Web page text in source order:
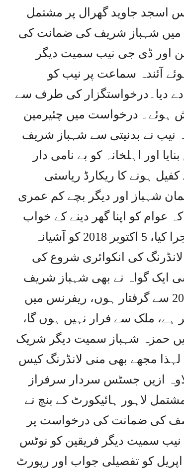
اسجد جاوید گھرال پر مشتمل
میں شہباز شریف کی ضمانت کی
اور ڈی جی نیب سمیت دیگر
ہوئے آئندہ سماعت پر نیب کو
دیا۔درخواستگزار کی طرف سے
ہوئے۔ درخواست میں چئیرمین
نیب نے بدنیتی سے شہباز شریف
اور اہلخانہ کو بے نامی دار
ہونے کا ریکارڈ ریاستی
شہباز اور دیگر بچے کم عمری
کو اپنا گھر دینے کے خواب
کی تکمیل کے لئے آشیانہ ہاؤسنگ اسکیم کا اجرا کیا، 5 اکتوبر 2018 کو آشیانہ
کی انکوائری شروع کی
کسی ایک گواہ نے بھی شہباز شریف
کو اپنے بیان میں نامزد نہیں کیا، 28 ستمبر 2020 سے گرفتار ہوں، ریفرنس میں
پر ہے، ملک سے فرار نہیں ہوں گا،
حمزہ شہباز سمیت دیگر شریک
لہذا مجھے بھی منی لانڈرنگ کیس
ازیں جسٹس سردار سرفراز
لاہور ہائیکورٹ کے بنچ نے
کی ضمانت کی درخواست پر
سمیت دیگر فریقین کو نوٹس
جاری کرتے ہوئے آئندہ سماعت پر نیب کو 14 اپریل کو تفصیلی جواب اور رپورٹ